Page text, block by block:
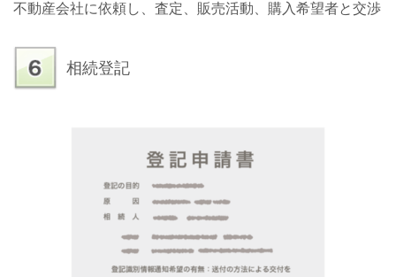
不動産会社に依頼し、査定、販売活動、購入希望者と交渉
相続登記